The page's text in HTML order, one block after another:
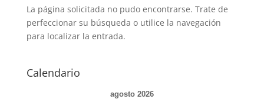
La página solicitada no pudo encontrarse. Trate de
perfeccionar su búsqueda o utilice la navegación
para localizar la entrada.
Calendario
agosto 2026